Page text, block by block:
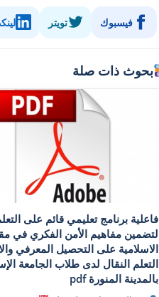
فيسبوك تويتر
بحوث ذات صلة
فاعلية برنامج تعليمي قائم على
لتضمين مفاهيم الأمن الفکري في
الاسلامية على التحصيل المعرفي
التعلم النقال لدى طلاب الجامعة
بالمدينة المنورة pdf